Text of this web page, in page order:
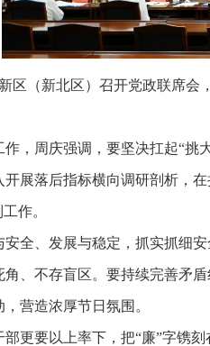
区（新北区）召开党政联席
作，周庆强调，要坚决扛起“
展落后指标横向调研剖析，
作。
全、发展与稳定，抓实抓细
角、不存盲区。要持续完善矛
营造浓厚节日氛围。
更要以上率下，把“廉”字镌